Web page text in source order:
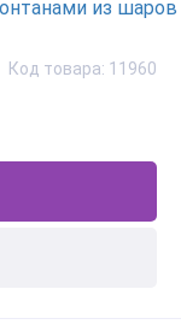
Код товара: 11960